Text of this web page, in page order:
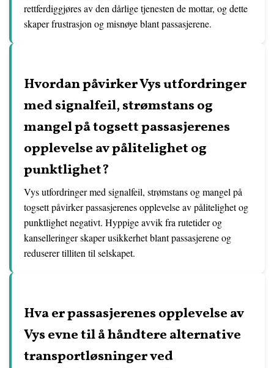
rettferdiggjøres av den dårlige tjenesten de mottar, og dette
skaper frustrasjon og misnøye blant passasjerene.
Hvordan påvirker Vys utfordringer
med signalfeil, strømstans og
mangel på togsett passasjerenes
opplevelse av pålitelighet og
punktlighet?
Vys utfordringer med signalfeil, strømstans og mangel på
togsett påvirker passasjerenes opplevelse av pålitelighet og
punktlighet negativt. Hyppige avvik fra rutetider og
kanselleringer skaper usikkerhet blant passasjerene og
reduserer tilliten til selskapet.
Hva er passasjerenes opplevelse av
Vys evne til å håndtere alternative
transportløsninger ved